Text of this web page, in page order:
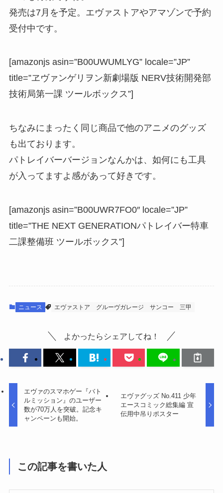
発売は7月を予定。エヴァストアやアマゾンで予約
受付中です。
[amazonjs asin=”B00UWUMLYG” locale=”JP”
title=”ヱヴァンゲリヲン新劇場版 NERV技術開発部
技術局第一課 ツールボックス”]
ちなみにまったく同じ商品で他のアニメのグッズ
も出ております。
パトレイバーバージョンなんかは、如何にも工具
が入ってますよ感があって好きです。
[amazonjs asin=”B00UWR7FO0″ locale=”JP”
title=”THE NEXT GENERATIONパトレイバー特車
二課整備班 ツールボックス”]
ニュース エヴァストア グルーヴガレージ サンコー 三甲
よかったらシェアしてね！
エヴァのスマホゲー『バト
ルミッション』のユーザー
数が70万人を突破。記念キ
ャンペーンも開始。
エヴァグッズ No.411 少年
エースコミック総集編 宣
伝用中吊りポスター
この記事を書いた人